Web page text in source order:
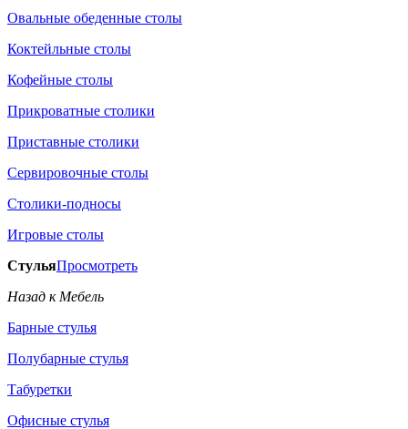
Овальные обеденные столы
Коктейльные столы
Кофейные столы
Прикроватные столики
Приставные столики
Сервировочные столы
Столики-подносы
Игровые столы
СтульяПросмотреть
Назад к Мебель
Барные стулья
Полубарные стулья
Табуретки
Офисные стулья